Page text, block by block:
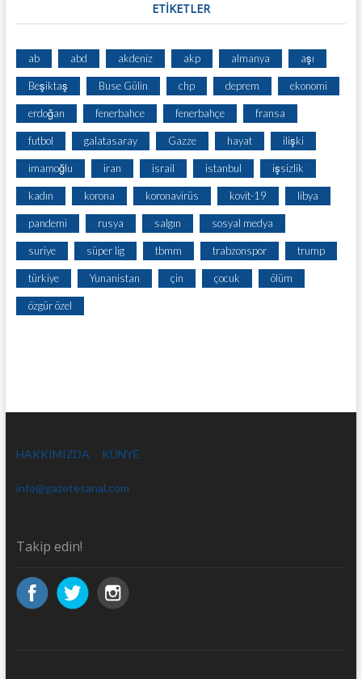
ETİKETLER
ab abd akdeniz akp almanya aşı
Beşiktaş Buse Gülin chp deprem ekonomi
erdoğan fenerbahce fenerbahçe fransa
futbol galatasaray Gazze hayat ilişki
imamoğlu iran israil istanbul işsizlik
kadın korona koronavirüs kovit-19 libya
pandemi rusya salgın sosyal medya
suriye süper lig tbmm trabzonspor trump
türkiye Yunanistan çin çocuk ölüm
özgür özel
HAKKIMIZDA KÜNYE
info@gazetesanal.com
Takip edin!